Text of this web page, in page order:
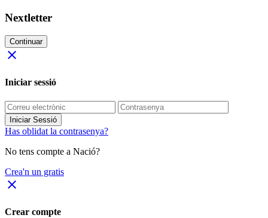
Nextletter
Continuar
close
Iniciar sessió
Iniciar Sessió
Has oblidat la contrasenya?
No tens compte a Nació?
Crea'n un gratis
close
Crear compte